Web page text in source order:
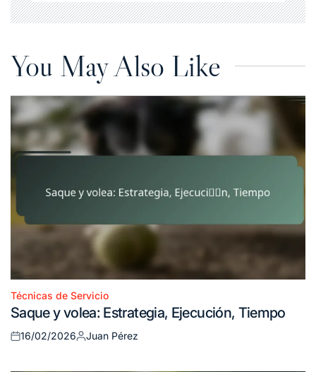
You May Also Like
Posted
in
Técnicas de Servicio
Saque y volea: Estrategia, Ejecución, Tiempo
Posted
16/02/2026
Posted
Juan Pérez